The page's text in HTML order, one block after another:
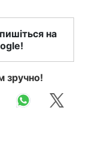
на
зручно!